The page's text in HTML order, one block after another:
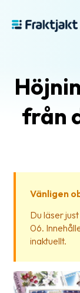
är
Hjälp?
frågor
&
från
Vänligen
Du läser
06.
inaktuellt.